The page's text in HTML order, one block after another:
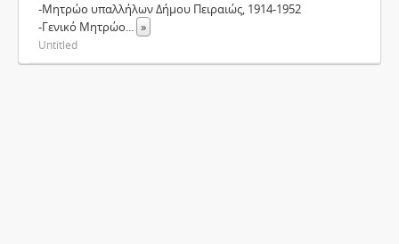
-Μητρώο υπαλλήλων Δήμου Πειραιώς, 1914-1952
-Γενικό Μητρώο... »
Untitled